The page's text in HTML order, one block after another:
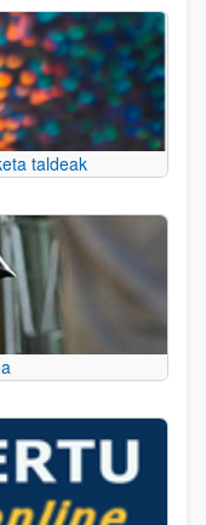
taldeak